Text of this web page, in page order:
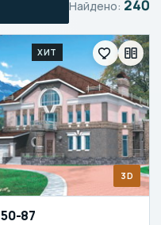
Найдено: 240
3D
ХИТ
50-87